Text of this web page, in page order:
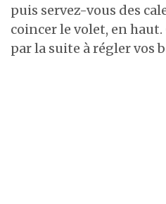
puis servez-vous des
coincer le volet, en
par la suite à régler vos